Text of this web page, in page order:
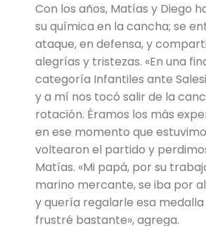
Con los años, Matías y Diego
su química en la cancha; se
ataque, en defensa, y
alegrías y tristezas. «En una
categoría Infantiles ante
y a mí nos tocó salir de la
rotación. Éramos los más
en ese momento que
voltearon el partido y
Matías. «Mi papá, por su
marino mercante, se iba por
y quería regalarle esa medalla
frustré bastante», agrega.